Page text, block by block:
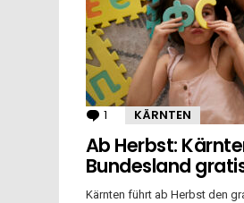
1 Kommentar
KÄRNTEN
Ab Herbst:
Bundesland
Kärnten führt ab Herbst den